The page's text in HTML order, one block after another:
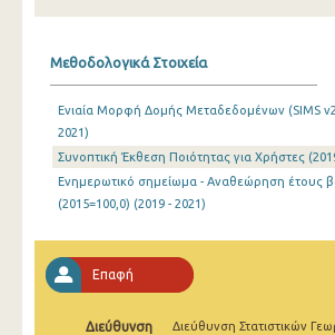
2015
2014
2013
2012
2011
2010
Μεθοδολογικά Στοιχεία
Ενιαία Μορφή Δομής Μεταδεδομένων (SIMS
2021)
Συνοπτική Έκθεση Ποιότητας για Χρήστες
Ενημερωτικό σημείωμα - Αναθεώρηση έτους
(2015=100,0) (2019 - 2021)
Επαφή
Διεύθυνση
Διεύθυνση Στατιστικών